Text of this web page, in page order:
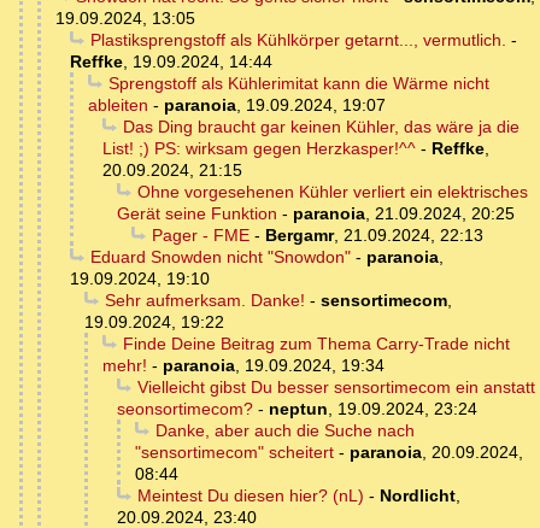
19.09.2024, 13:05
Plastiksprengstoff als Kühlkörper getarnt..., vermutlich. -
Reffke, 19.09.2024, 14:44
Sprengstoff als Kühlerimitat kann die Wärme nicht
ableiten - paranoia, 19.09.2024, 19:07
Das Ding braucht gar keinen Kühler, das wäre ja die
List! ;) PS: wirksam gegen Herzkasper!^^ - Reffke,
20.09.2024, 21:15
Ohne vorgesehenen Kühler verliert ein elektrisches
Gerät seine Funktion - paranoia, 21.09.2024, 20:25
Pager - FME- Bergamr, 21.09.2024, 22:13
Eduard Snowden nicht "Snowdon"- paranoia,
19.09.2024, 19:10
Sehr aufmerksam. Danke! - sensortimecom,
19.09.2024, 19:22
Finde Deine Beitrag zum Thema Carry-Trade nicht
mehr! - paranoia, 19.09.2024, 19:34
Vielleicht gibst Du besser sensortimecom ein anstatt
seonsortimecom? - neptun, 19.09.2024, 23:24
Danke, aber auch die Suche nach
"sensortimecom" scheitert - paranoia, 20.09.2024,
08:44
Meintest Du diesen hier? (nL) - Nordlicht,
20.09.2024, 23:40